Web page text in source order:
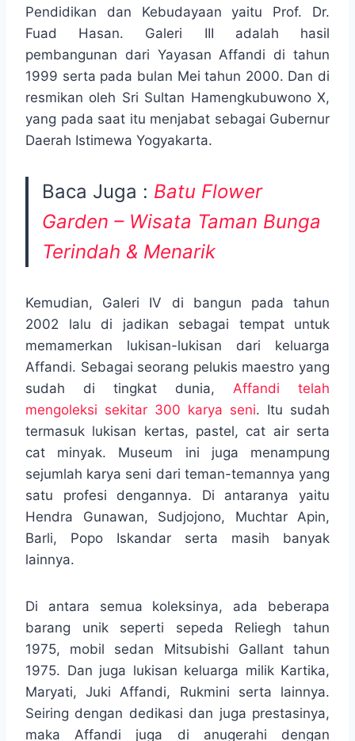
Pendidikan dan Kebudayaan yaitu Prof. Dr.
Fuad Hasan. Galeri III adalah hasil
pembangunan dari Yayasan Affandi di tahun
1999 serta pada bulan Mei tahun 2000. Dan di
resmikan oleh Sri Sultan Hamengkubuwono X,
yang pada saat itu menjabat sebagai Gubernur
Daerah Istimewa Yogyakarta.
Baca Juga : Batu Flower
Garden – Wisata Taman Bunga
Terindah & Menarik
Kemudian, Galeri IV di bangun pada tahun
2002 lalu di jadikan sebagai tempat untuk
memamerkan lukisan-lukisan dari keluarga
Affandi. Sebagai seorang pelukis maestro yang
sudah di tingkat dunia, Affandi telah
mengoleksi sekitar 300 karya seni. Itu sudah
termasuk lukisan kertas, pastel, cat air serta
cat minyak. Museum ini juga menampung
sejumlah karya seni dari teman-temannya yang
satu profesi dengannya. Di antaranya yaitu
Hendra Gunawan, Sudjojono, Muchtar Apin,
Barli, Popo Iskandar serta masih banyak
lainnya.
Di antara semua koleksinya, ada beberapa
barang unik seperti sepeda Reliegh tahun
1975, mobil sedan Mitsubishi Gallant tahun
1975. Dan juga lukisan keluarga milik Kartika,
Maryati, Juki Affandi, Rukmini serta lainnya.
Seiring dengan dedikasi dan juga prestasinya,
maka Affandi juga di anugerahi dengan